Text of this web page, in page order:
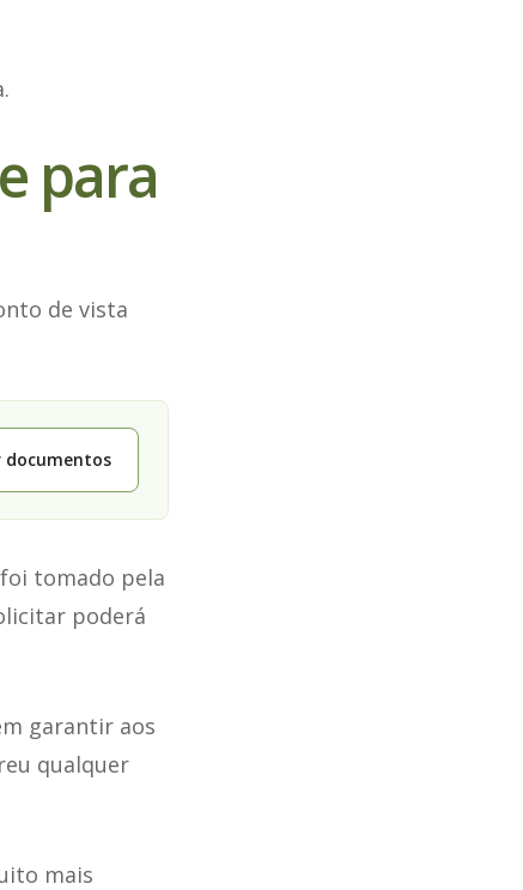
para
de vista
documentos
tomado pela
poderá
garantir aos
qualquer
mais